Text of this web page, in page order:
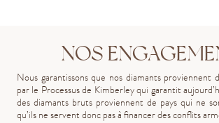
NOS
Nous garantissons que nos diamants proviennent
par le Processus de Kimberley qui garantit
des diamants bruts proviennent de pays qui ne
qu’ils ne servent donc pas à financer des conflits